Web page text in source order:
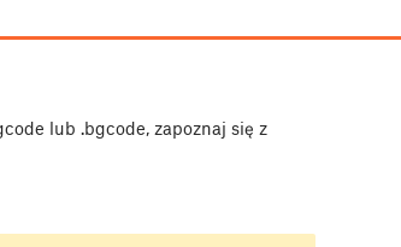
lub .bgcode, zapoznaj się z